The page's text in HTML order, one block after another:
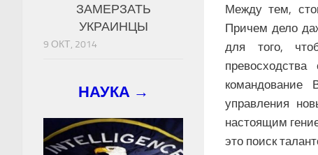
Между тем,
Причем дело
для того,
командование
управления
настоящим
это поиск
ЗАМЕРЗАТЬ
УКРАИНЦЫ
9 ОКТ, 2014
НАУКА →